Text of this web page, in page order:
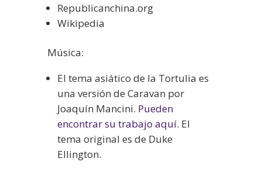
Republicanchina.org
Wikipedia
Música:
El tema asiático de la Tortulia es
una versión de Caravan por
Joaquín Mancini. Pueden
encontrar su trabajo aquí. El
tema original es de Duke
Ellington.